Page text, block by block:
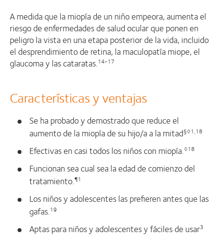
A medida que la miopía de un niño empeora, aumenta el
riesgo de enfermedades de salud ocular que ponen en
peligro la vista en una etapa posterior de la vida, incluido
el desprendimiento de retina, la maculopatía miope, el
glaucoma y las cataratas.14-17
Características y ventajas
Se ha probado y demostrado que reduce el
aumento de la miopía de su hijo/a a la mitad§◊1,18
Efectivas en casi todos los niños con miopía.◊18
Funcionan sea cual sea la edad de comienzo del
tratamiento‭.¶1
Los niños y adolescentes las prefieren antes que las
gafas.19
Aptas para niños y adolescentes y fáciles de usar3